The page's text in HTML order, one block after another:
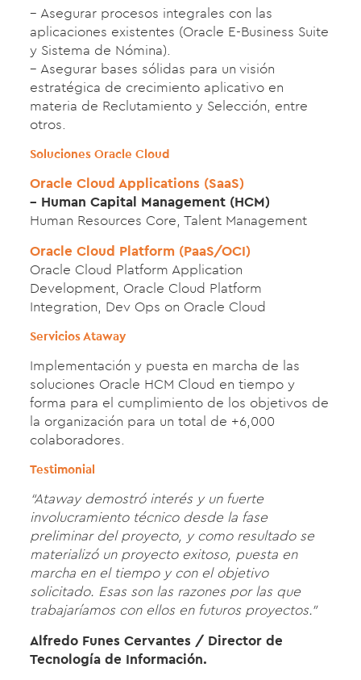
– Asegurar procesos integrales con las
aplicaciones existentes (Oracle E-Business Suite
y Sistema de Nómina).
– Asegurar bases sólidas para un visión
estratégica de crecimiento aplicativo en
materia de Reclutamiento y Selección, entre
otros.
Soluciones Oracle Cloud
Oracle Cloud Applications (SaaS)
– Human Capital Management (HCM)
Human Resources Core, Talent Management
Oracle Cloud Platform (PaaS/OCI)
Oracle Cloud Platform Application
Development, Oracle Cloud Platform
Integration, Dev Ops on Oracle Cloud
Servicios Ataway
Implementación y puesta en marcha de las
soluciones Oracle HCM Cloud en tiempo y
forma para el cumplimiento de los objetivos de
la organización para un total de +6,000
colaboradores.
Testimonial
“Ataway demostró interés y un fuerte
involucramiento técnico desde la fase
preliminar del proyecto, y como resultado se
materializó un proyecto exitoso, puesta en
marcha en el tiempo y con el objetivo
solicitado. Esas son las razones por las que
trabajaríamos con ellos en futuros proyectos.”
Alfredo Funes Cervantes / Director de
Tecnología de Información.